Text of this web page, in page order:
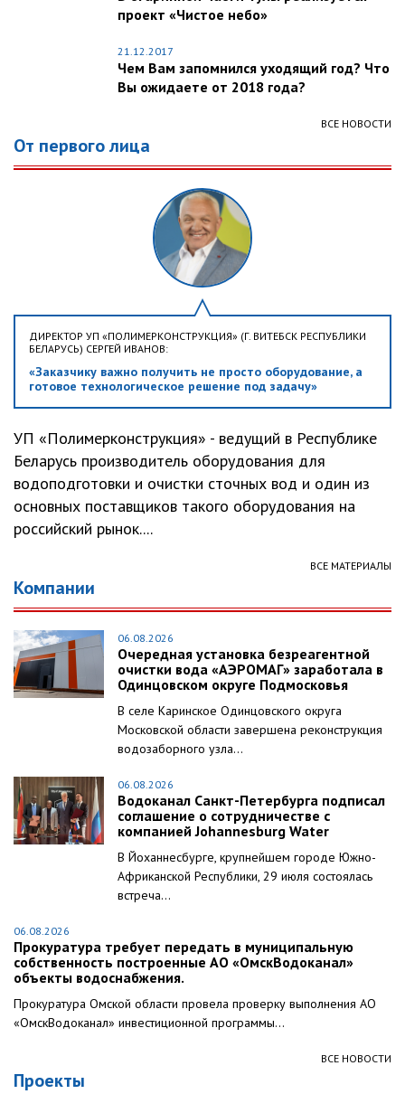
проект «Чистое небо»
21.12.2017
Чем Вам запомнился уходящий год? Что
Вы ожидаете от 2018 года?
ВСЕ НОВОСТИ
От первого лица
ДИРЕКТОР УП «ПОЛИМЕРКОНСТРУКЦИЯ» (Г. ВИТЕБСК РЕСПУБЛИКИ
БЕЛАРУСЬ) СЕРГЕЙ ИВАНОВ:
«Заказчику важно получить не просто оборудование, а
готовое технологическое решение под задачу»
УП «Полимерконструкция» - ведущий в Республике
Беларусь производитель оборудования для
водоподготовки и очистки сточных вод и один из
основных поставщиков такого оборудования на
российский рынок....
ВСЕ МАТЕРИАЛЫ
Компании
06.08.2026
Очередная установка безреагентной
очистки вода «АЭРОМАГ» заработала в
Одинцовском округе Подмосковья
В селе Каринское Одинцовского округа
Московской области завершена реконструкция
водозаборного узла...
06.08.2026
Водоканал Санкт-Петербурга подписал
соглашение о сотрудничестве с
компанией Johannesburg Water
В Йоханнесбурге, крупнейшем городе Южно-
Африканской Республики, 29 июля состоялась
встреча...
06.08.2026
Прокуратура требует передать в муниципальную
собственность построенные АО «ОмскВодоканал»
объекты водоснабжения.
Прокуратура Омской области провела проверку выполнения АО
«ОмскВодоканал» инвестиционной программы...
ВСЕ НОВОСТИ
Проекты